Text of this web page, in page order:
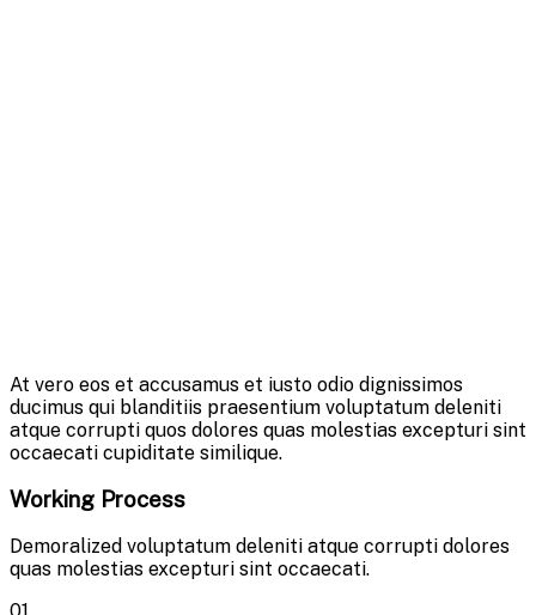
At vero eos et accusamus et iusto odio dignissimos
ducimus qui blanditiis praesentium voluptatum deleniti
atque corrupti quos dolores quas molestias excepturi sint
occaecati cupiditate similique.
Working Process
Demoralized voluptatum deleniti atque corrupti dolores
quas molestias excepturi sint occaecati.